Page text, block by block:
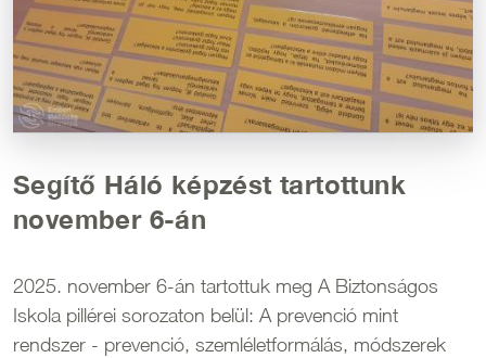
Segítő Háló képzést tartottunk
november 6-án
2025. november 6-án tartottuk meg A Biztonságos
Iskola pillérei sorozaton belül: A prevenció mint
rendszer - prevenció, szemléletformálás, módszerek